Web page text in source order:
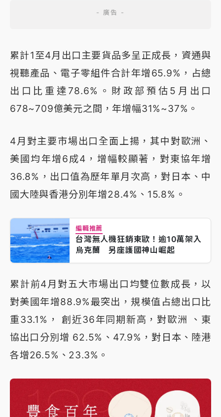
累計1至4月出口主要貨品多呈正成長，資通與
視聽產品、電子零組件合計年增65.9%，占總
出口比重達78.6%。財政部預估5月出口
678~709億美元之間，年增幅31%~37%。
4月對主要市場出口全面上揚，其中對歐洲、
美國均年增6成4，增幅較顯著，對東協年增
36.8%，出口值為歷年單月次高，對日本、中
國大陸與香港分別年增28.4%、15.8%。
編輯推薦
台灣無人機狂銷東歐！逾10萬架入
烏克蘭 另座護國神山崛起
累計前4月對五大市場出口均雙位數成長，以
對美國年增88.9%最突出，規模值占總出口比
重33.1%， 創近36年同期新高，對歐洲 、東
協出口分別增 62.5%、47.9%，對日本、陸港
各增26.5%、23.3%。